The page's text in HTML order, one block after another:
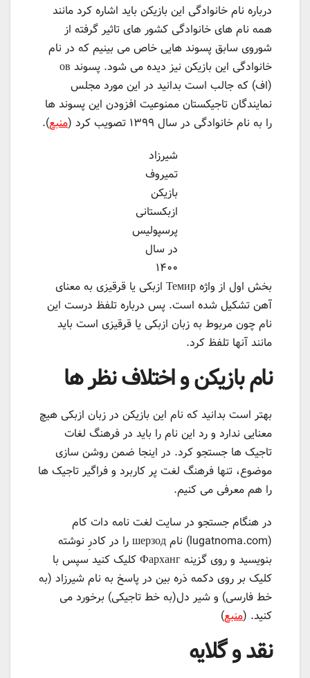
درباره نام خانوادگی این بازیکن باید اشاره کرد مانند
همه نام های خانوادگی کشور های تاثیر گرفته از
شوروی سابق پسوند هایی خاص می بینیم که در نام
خانوادگی این بازیکن نیز دیده می شود. پسوند ов
(اف) که جالب است بدانید در این مورد مجلس
نمایندگان تاجیکستان ممنوعیت افزودن این پسوند ها
را به نام خانوادگی در سال ۱۳۹۹ تصویب کرد (
منبع).
شیرزاد
تمیروف
بازیکن
ازبکستانی
پرسپولیس
در سال
۱۴۰۰
بخش اول از واژه Темир ازبکی یا قرقیزی به معنای
آهن تشکیل شده است. پس درباره تلفظ درست این
نام چون مربوط به زبان ازبکی یا قرقیزی است باید
مانند آنها تلفظ کرد.
نام بازیکن و اختلاف نظر ها
بهتر است بدانید که نام این بازیکن در زبان ازبکی هیچ
معنایی ندارد و رد این نام را باید در فرهنگ لغات
تاجیک ها جستجو کرد. در اینجا ضمن روشن سازی
موضوع، تنها فرهنگ لغت پر کاربرد و فراگیر تاجیک ها
را هم معرفی می کنیم.
در هنگام جستجو در سایت لغت نامه دات کام
(lugatnoma.com) نام шерзод را در کادرِ نوشته
بنویسید و روی گزینه Фарханг کلیک کنید سپس با
کلیک بر روی دکمه ذره بین در پاسخ به نام شیرزاد (به
خط فارسی) و شیر دل(به خط تاجیکی) برخورد می
کنید. (منبع)
نقد و گلایه